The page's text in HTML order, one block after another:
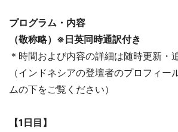
プログラム・内容
（敬称略）※日英同時通訳付き
＊時間および内容の詳細は随時更新・
（インドネシアの登壇者のプロフィー
ムの下をご覧ください）
【1日目】